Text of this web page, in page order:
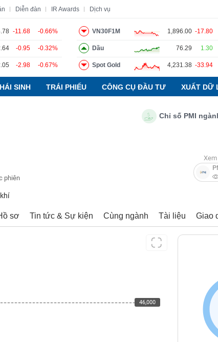
Diễn đàn IR Awards Dịch vụ
-11.68 -0.66%
-0.95 -0.32%
-2.98 -0.67%
VN30F1M 1,896.00 -17.80
Dầu 76.29 1.30
Spot Gold 4,231.38 -33.94
SINH TRÁI PHIẾU CÔNG CỤ ĐẦU TƯ XUẤT DỮ
Chỉ số PMI ngành
phiên
sơ Tin tức & Sự kiện Cùng ngành Tài liệu Giao
46,000
46,000
Báo cáo phân tích Thuật ngữ